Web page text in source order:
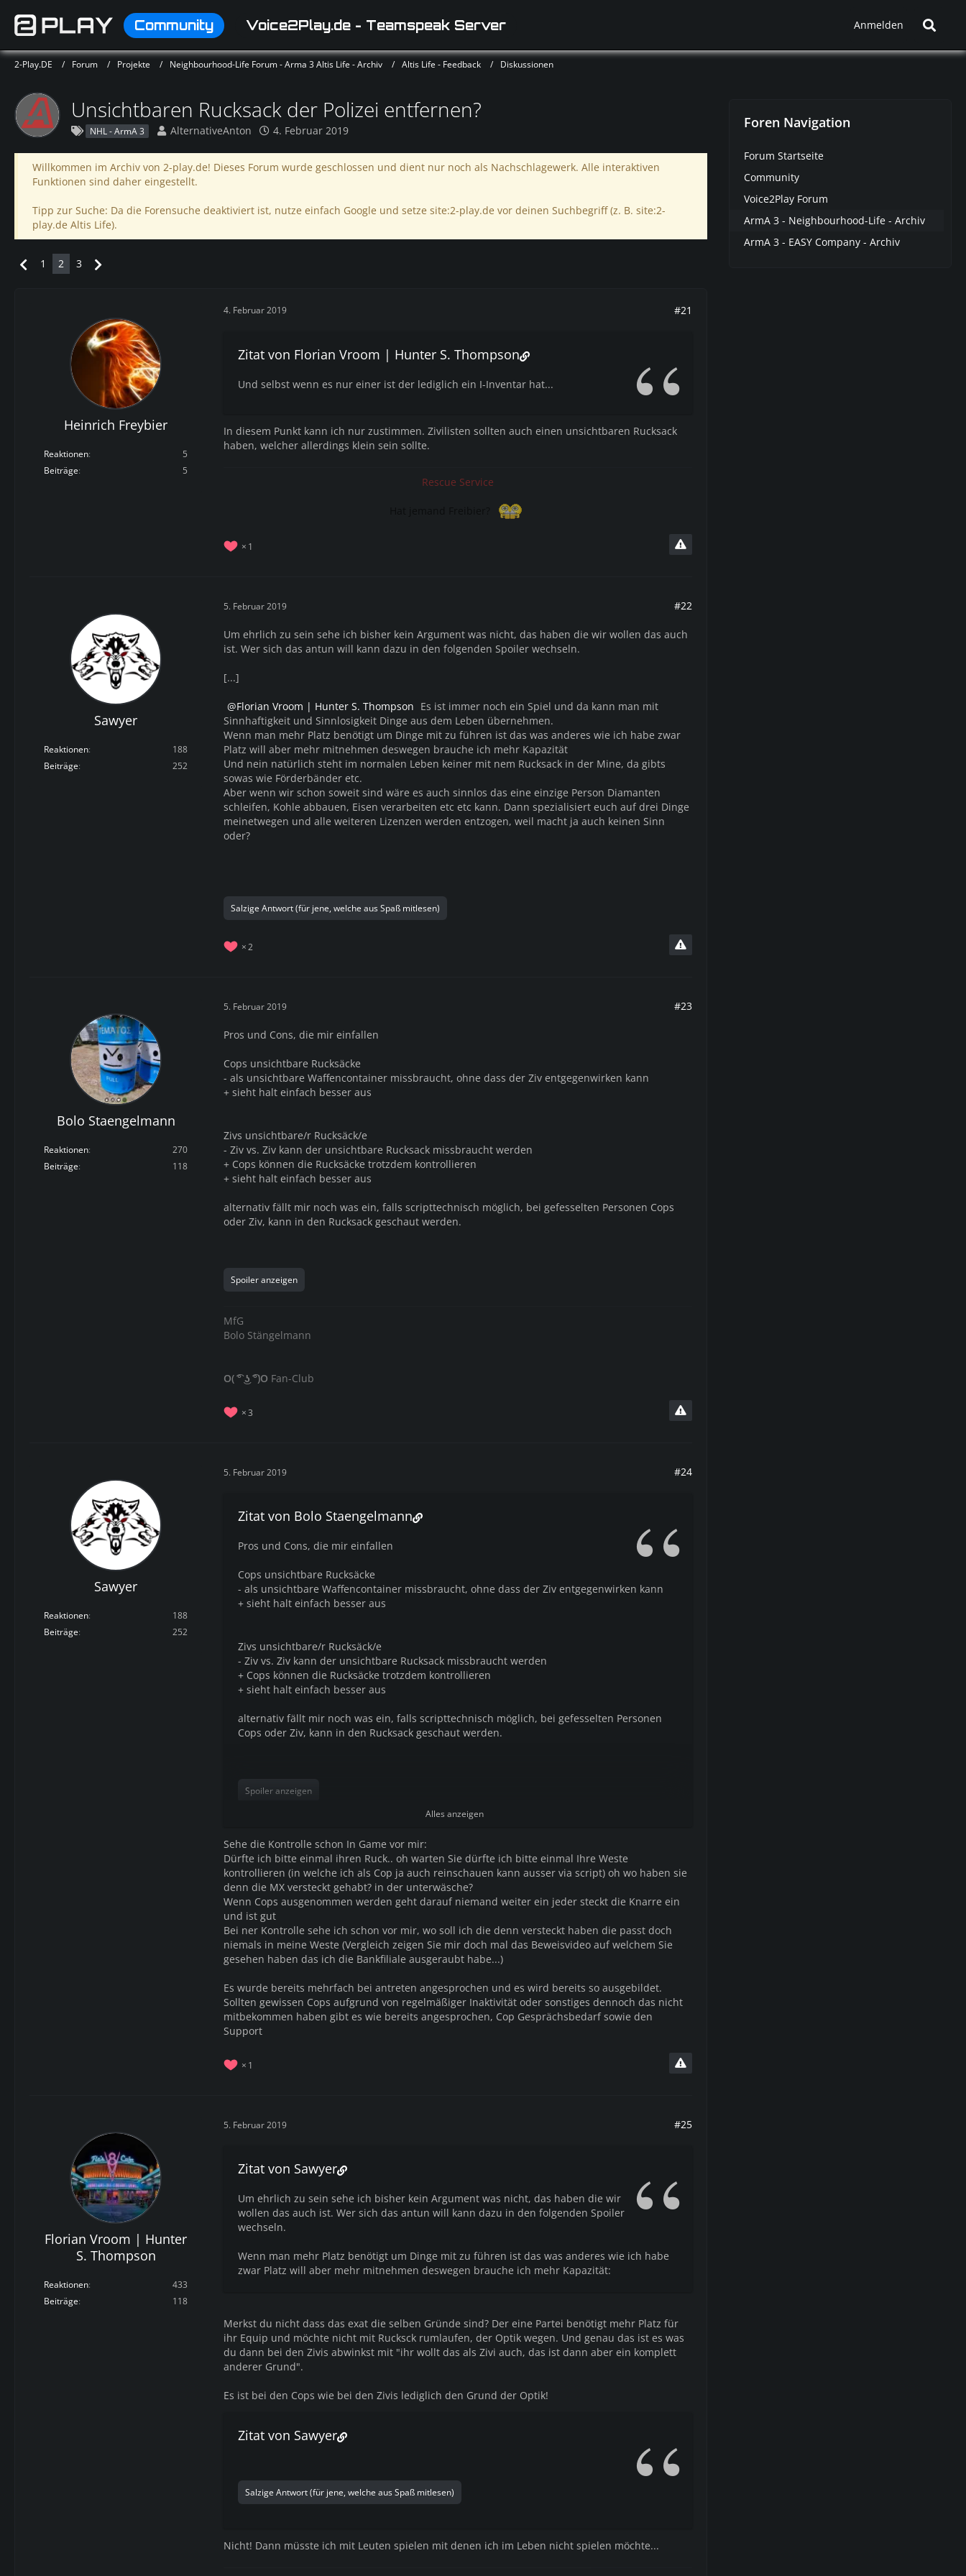
Community Voice2Play.de - Teamspeak Server Anmelden
2-Play.DE Forum Projekte Neighbourhood-Life Forum - Arma 3 Altis Life - Archiv Altis Life - Feedback Diskussionen
Unsichtbaren Rucksack der Polizei entfernen?
NHL - ArmA 3 AlternativeAnton 4. Februar 2019
Willkommen im Archiv von 2-play.de! Dieses Forum wurde geschlossen und dient nur noch als Nachschlagewerk. Alle interaktiven
Funktionen sind daher eingestellt.
Tipp zur Suche: Da die Forensuche deaktiviert ist, nutze einfach Google und setze site:2-play.de vor deinen Suchbegriff (z. B. site:2-
play.de Altis Life).
1 2 3
Heinrich Freybier
Reaktionen
5
Beiträge
5
4. Februar 2019 #21
Zitat von Florian Vroom | Hunter S. Thompson
Und selbst wenn es nur einer ist der lediglich ein I-Inventar hat...
In diesem Punkt kann ich nur zustimmen. Zivilisten sollten auch einen unsichtbaren Rucksack
haben, welcher allerdings klein sein sollte.
Rescue Service
1
Sawyer
Reaktionen
188
Beiträge
252
5. Februar 2019 #22
Um ehrlich zu sein sehe ich bisher kein Argument was nicht, das haben die wir wollen das auch
ist. Wer sich das antun will kann dazu in den folgenden Spoiler wechseln.
[...]
Florian Vroom | Hunter S. Thompson Es ist immer noch ein Spiel und da kann man mit
Sinnhaftigkeit und Sinnlosigkeit Dinge aus dem Leben übernehmen.
Wenn man mehr Platz benötigt um Dinge mit zu führen ist das was anderes wie ich habe zwar
Platz will aber mehr mitnehmen deswegen brauche ich mehr Kapazität
Und nein natürlich steht im normalen Leben keiner mit nem Rucksack in der Mine, da gibts
sowas wie Förderbänder etc.
Aber wenn wir schon soweit sind wäre es auch sinnlos das eine einzige Person Diamanten
schleifen, Kohle abbauen, Eisen verarbeiten etc etc kann. Dann spezialisiert euch auf drei Dinge
meinetwegen und alle weiteren Lizenzen werden entzogen, weil macht ja auch keinen Sinn
oder?
Salzige Antwort (für jene, welche aus Spaß mitlesen)
2
Bolo Staengelmann
Reaktionen
270
Beiträge
118
5. Februar 2019 #23
Pros und Cons, die mir einfallen
Cops unsichtbare Rucksäcke
- als unsichtbare Waffencontainer missbraucht, ohne dass der Ziv entgegenwirken kann
+ sieht halt einfach besser aus
Zivs unsichtbare/r Rucksäck/e
- Ziv vs. Ziv kann der unsichtbare Rucksack missbraucht werden
+ Cops können die Rucksäcke trotzdem kontrollieren
+ sieht halt einfach besser aus
alternativ fällt mir noch was ein, falls scripttechnisch möglich, bei gefesselten Personen Cops
oder Ziv, kann in den Rucksack geschaut werden.
Spoiler anzeigen
MfG
Bolo Stängelmann
O( ͡° ͜ʖ ͡°)O Fan-Club
3
Sawyer
Reaktionen
188
Beiträge
252
5. Februar 2019 #24
Zitat von Bolo Staengelmann
Pros und Cons, die mir einfallen
Cops unsichtbare Rucksäcke
- als unsichtbare Waffencontainer missbraucht, ohne dass der Ziv entgegenwirken kann
+ sieht halt einfach besser aus
Zivs unsichtbare/r Rucksäck/e
- Ziv vs. Ziv kann der unsichtbare Rucksack missbraucht werden
+ Cops können die Rucksäcke trotzdem kontrollieren
+ sieht halt einfach besser aus
alternativ fällt mir noch was ein, falls scripttechnisch möglich, bei gefesselten Personen
Cops oder Ziv, kann in den Rucksack geschaut werden.
Spoiler anzeigen
Alles anzeigen
Sehe die Kontrolle schon In Game vor mir:
Dürfte ich bitte einmal ihren Ruck.. oh warten Sie dürfte ich bitte einmal Ihre Weste
kontrollieren (in welche ich als Cop ja auch reinschauen kann ausser via script) oh wo haben sie
denn die MX versteckt gehabt? in der unterwäsche?
Wenn Cops ausgenommen werden geht darauf niemand weiter ein jeder steckt die Knarre ein
und ist gut
Bei ner Kontrolle sehe ich schon vor mir, wo soll ich die denn versteckt haben die passt doch
niemals in meine Weste (Vergleich zeigen Sie mir doch mal das Beweisvideo auf welchem Sie
gesehen haben das ich die Bankfiliale ausgeraubt habe...)
Es wurde bereits mehrfach bei antreten angesprochen und es wird bereits so ausgebildet.
Sollten gewissen Cops aufgrund von regelmäßiger Inaktivität oder sonstiges dennoch das nicht
mitbekommen haben gibt es wie bereits angesprochen, Cop Gesprächsbedarf sowie den
Support
1
Florian Vroom | Hunter
S. Thompson
Reaktionen
433
Beiträge
118
5. Februar 2019 #25
Zitat von Sawyer
Um ehrlich zu sein sehe ich bisher kein Argument was nicht, das haben die wir
wollen das auch ist. Wer sich das antun will kann dazu in den folgenden Spoiler
wechseln.
Wenn man mehr Platz benötigt um Dinge mit zu führen ist das was anderes wie ich habe
zwar Platz will aber mehr mitnehmen deswegen brauche ich mehr Kapazität:
Merkst du nicht dass das exat die selben Gründe sind? Der eine Partei benötigt mehr Platz für
ihr Equip und möchte nicht mit Rucksck rumlaufen, der Optik wegen. Und genau das ist es was
du dann bei den Zivis abwinkst mit "ihr wollt das als Zivi auch, das ist dann aber ein komplett
anderer Grund".
Es ist bei den Cops wie bei den Zivis lediglich den Grund der Optik!
Zitat von Sawyer
Salzige Antwort (für jene, welche aus Spaß mitlesen)
Nicht! Dann müsste ich mit Leuten spielen mit denen ich im Leben nicht spielen möchte...
Foren Navigation
Forum Startseite
Community
Voice2Play Forum
ArmA 3 - Neighbourhood-Life - Archiv
ArmA 3 - EASY Company - Archiv